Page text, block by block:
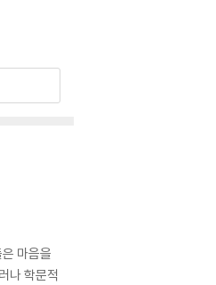
마음을
나 학문적